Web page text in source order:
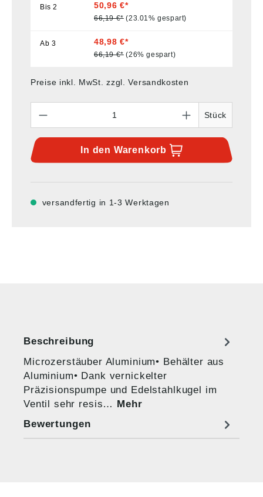
Bis2 50,96 €*
66,19 €* (23.01% gespart)
Ab 3 48,98 €*
66,19 €* (26% gespart)
Preise inkl. MwSt. zzgl. Versandkosten
Stück
In den Warenkorb
versandfertig in 1-3 Werktagen
Beschreibung
Microzerstäuber Aluminium• Behälter aus
Aluminium• Dank vernickelter
Präzisionspumpe und Edelstahlkugel im
Ventil sehr resis… Mehr
Bewertungen